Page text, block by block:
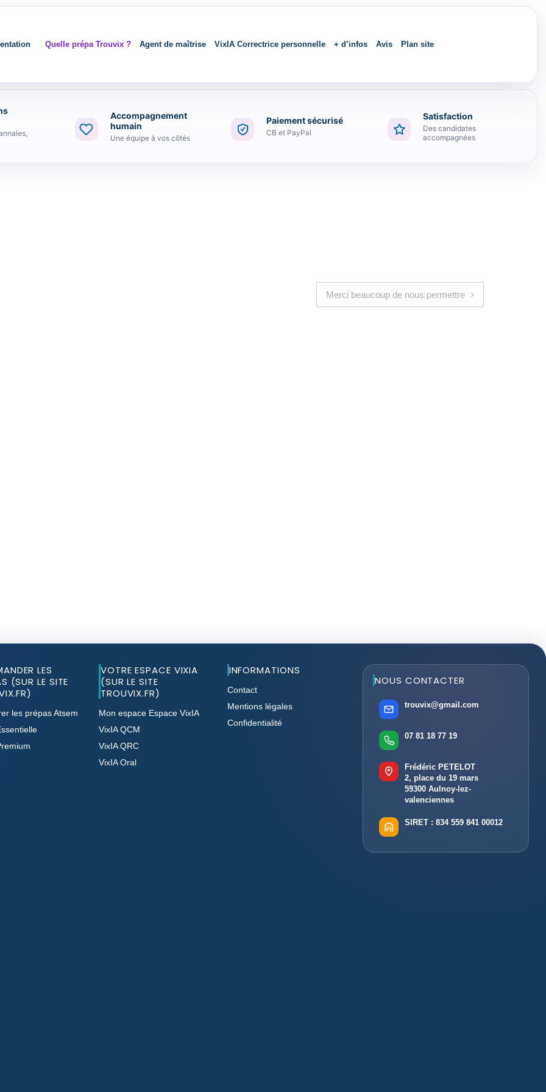
Quelle prépa Trouvix ? Agent de maîtrise VixIA Correctrice personnelle + d’infos Avis Plan site
Accompagnement
humain
Une équipe à vos côtés
Paiement sécurisé
CB et PayPal
Satisfaction
Des candidates
accompagnées
Merci beaucoup de nous permettre
LES
(SUR LE SITE
les prépas Atsem
VOTRE ESPACE VIXIA
(SUR LE SITE
TROUVIX.FR)
Mon espace Espace VixIA
VixIA QCM
VixIA QRC
VixIA Oral
INFORMATIONS
Contact
Mentions légales
Confidentialité
NOUS CONTACTER
trouvix@gmail.com
07 81 18 77 19
Frédéric PETELOT
2, place du 19 mars
59300 Aulnoy-lez-
valenciennes
SIRET : 834 559 841 00012